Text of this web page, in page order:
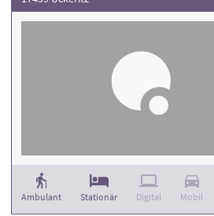
Ambulant Stationär Digital Mobil